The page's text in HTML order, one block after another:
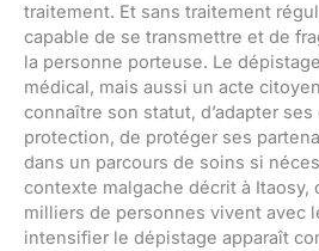
traitement. Et sans traitement
capable de se transmettre et de
la personne porteuse. Le
médical, mais aussi un acte
connaître son statut, d’adapter
protection, de protéger ses
dans un parcours de soins si
contexte malgache décrit à Itaosy,
milliers de personnes vivent avec
intensifier le dépistage apparaît